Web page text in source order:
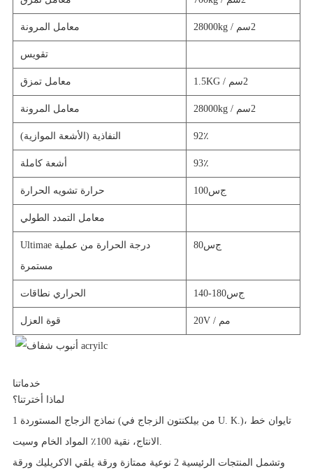
معامل المرونة 28000kg / سم2
تقويس
معامل تمزق 1.5KG / سم2
معامل المرونة 28000kg / سم2
النفاذية (الأشعة الموازية) 92٪
أشعة كاملة 93٪
حرارة تشويه الحرارة 100سج
معامل التمدد الطولي
Ultimae درجة الحرارة من عملية
مستمرة
80سج
الحراري نطاقات 140-180سج
قوة العزل 20V / مم
خدماتنا
لماذا أخترتنا؟
1 نماذج الزجاج المستوردة (من بيلكنتون الزجاج في U. K.)، تايوان خط
وتشمل المنتجات الرئيسية 2 نوعية ممتازة ورقة يلقي الاكريليك ورقة